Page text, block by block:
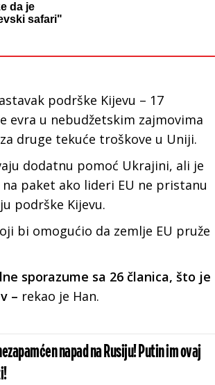
da je
safari"
podrške Kijevu – 17
evra u nebudžetskim zajmovima
druge tekuće troškove u Uniji.
dodatnu pomoć Ukrajini, ali je
paket ako lideri EU ne pristanu
podrške Kijevu.
bi omogućio da zemlje EU pruže
sporazume sa 26 članica, što je
– rekao je Han.
napad na Rusiju! Putin im ovaj